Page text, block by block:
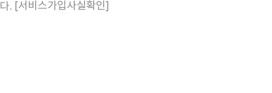
다.
[서비스가입사실확인]